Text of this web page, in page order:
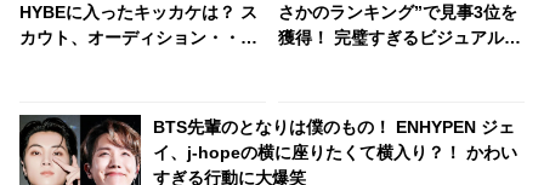
HYBEに入ったキッカケは？ ス
カウト、オーディション・・？
のか、その経緯が明らかに
さかのランキング”で見事3位を
獲得！ 完璧すぎるビジュアルか
な一面にファン大爆笑
BTS先輩のとなりは僕のもの！ ENHYPEN ジェ
イ、j-hopeの横に座りたくて横入り？！ かわい
すぎる行動に大爆笑